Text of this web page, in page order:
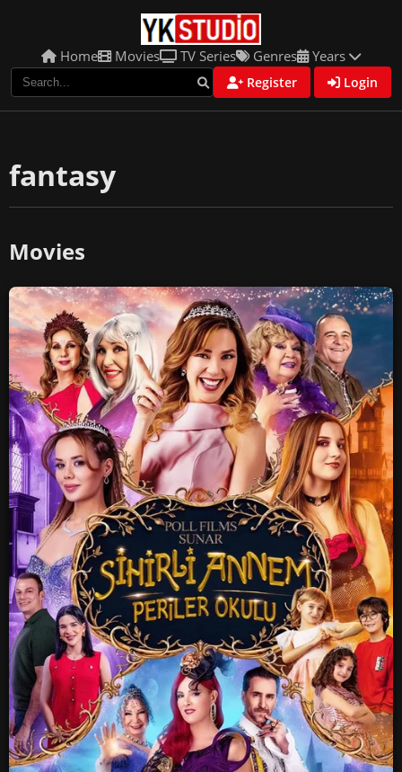
Home Movies TV Series Genres Years
Register Login
fantasy
Movies